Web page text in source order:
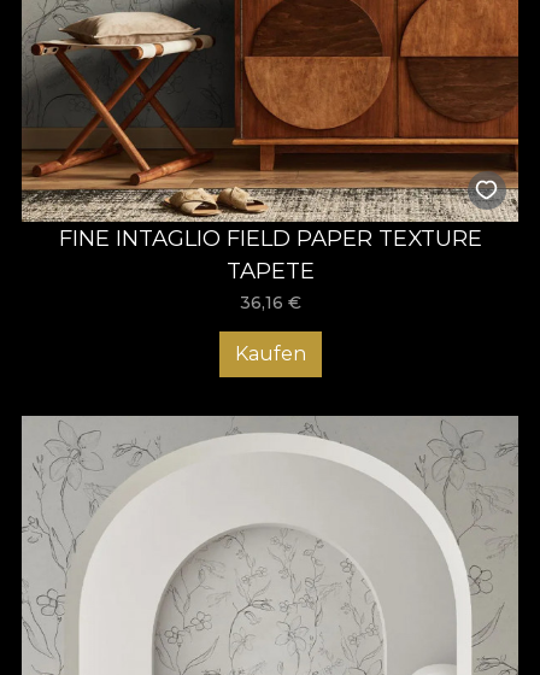
FINE INTAGLIO FIELD PAPER TEXTURE
TAPETE
36,16 €
Kaufen